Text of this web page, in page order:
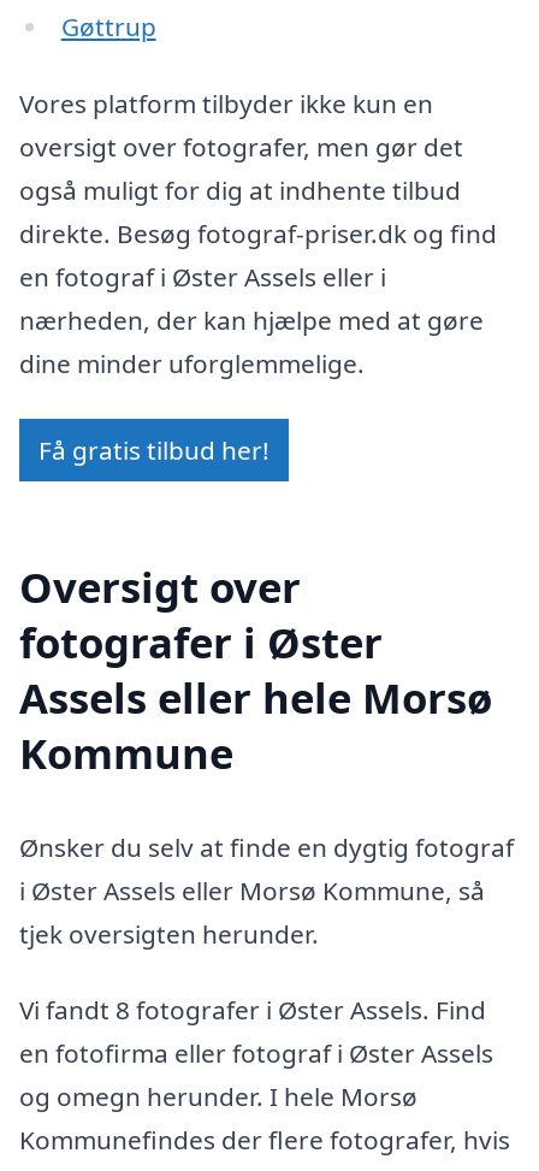
Gøttrup
Vores platform tilbyder ikke kun en
oversigt over fotografer, men gør det
også muligt for dig at indhente tilbud
direkte. Besøg fotograf-priser.dk og find
en fotograf i Øster Assels eller i
nærheden, der kan hjælpe med at gøre
dine minder uforglemmelige.
Få gratis tilbud her!
Oversigt over
fotografer i Øster
Assels eller hele Morsø
Kommune
Ønsker du selv at finde en dygtig fotograf
i Øster Assels eller Morsø Kommune, så
tjek oversigten herunder.
Vi fandt 8 fotografer i Øster Assels. Find
en fotofirma eller fotograf i Øster Assels
og omegn herunder. I hele Morsø
Kommunefindes der flere fotografer, hvis